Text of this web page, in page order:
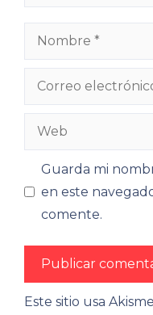
Nombre
Correo
Web
Guarda mi
en este
comente.
Este sitio usa